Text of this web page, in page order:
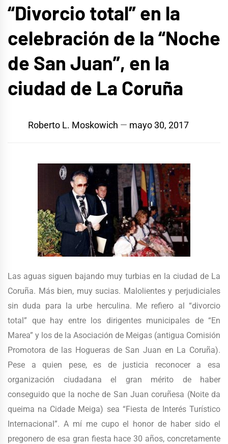
“Divorcio total” en la
celebración de la “Noche
de San Juan”, en la
ciudad de La Coruña
Roberto L. Moskowich mayo 30, 2017
Las aguas siguen bajando muy turbias en la ciudad de La
Coruña. Más bien, muy sucias. Malolientes y perjudiciales
sin duda para la urbe herculina. Me refiero al “divorcio
total” que hay entre los dirigentes municipales de “En
Marea” y los de la Asociación de Meigas (antigua Comisión
Promotora de las Hogueras de San Juan en La Coruña).
Pese a quien pese, es de justicia reconocer a esa
organización ciudadana el gran mérito de haber
conseguido que la noche de San Juan coruñesa (Noite da
queima na Cidade Meiga) sea “Fiesta de Interés Turístico
Internacional”. A mí me cupo el honor de haber sido el
pregonero de esa gran fiesta hace 30 años, concretamente